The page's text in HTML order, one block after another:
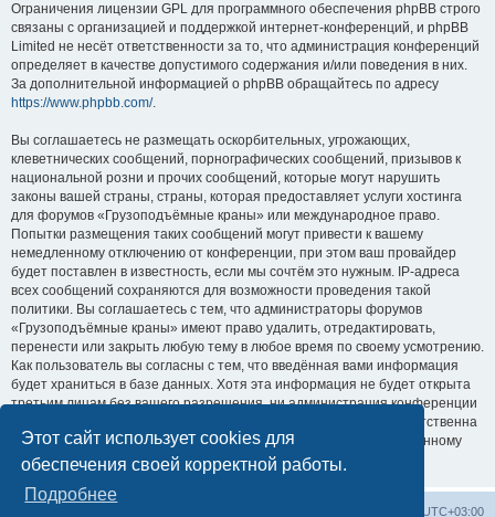
Этот сайт использует cookies для
обеспечения своей корректной работы.
Подробнее
Ограничения лицензии GPL для программного обеспечения phpBB строго
связаны с организацией и поддержкой интернет-конференций, и phpBB
Limited не несёт ответственности за то, что администрация конференций
определяет в качестве допустимого содержания и/или поведения в них.
За дополнительной информацией о phpBB обращайтесь по адресу
https://www.phpbb.com/.
Вы соглашаетесь не размещать оскорбительных, угрожающих,
клеветнических сообщений, порнографических сообщений, призывов к
национальной розни и прочих сообщений, которые могут нарушить
законы вашей страны, страны, которая предоставляет услуги хостинга
для форумов «Грузоподъёмные краны» или международное право.
Попытки размещения таких сообщений могут привести к вашему
немедленному отключению от конференции, при этом ваш провайдер
будет поставлен в известность, если мы сочтём это нужным. IP-адреса
всех сообщений сохраняются для возможности проведения такой
политики. Вы соглашаетесь с тем, что администраторы форумов
«Грузоподъёмные краны» имеют право удалить, отредактировать,
перенести или закрыть любую тему в любое время по своему усмотрению.
Как пользователь вы согласны с тем, что введённая вами информация
будет храниться в базе данных. Хотя эта информация не будет открыта
третьим лицам без вашего разрешения, ни администрация конференции
«Грузоподъёмные краны», ни phpBB Limited не может быть ответственна
за действия хакеров, которые могут привести к несанкционированному
доступу к ней.
UTC+03:00